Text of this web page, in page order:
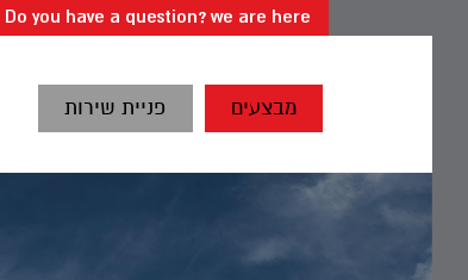
Do you have a question?we are here
מבצעים פניית שירות